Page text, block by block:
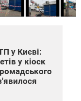
у Києві:
у кіоск